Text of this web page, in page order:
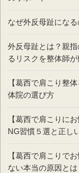
なぜ外反母趾にな
外反母趾とは？親
るリスクを整体師
【葛西で肩こり整
体院の選び方
【葛西で肩こりに
NG習慣５選と正し
【葛西で肩こりで
ない本当の原因とは